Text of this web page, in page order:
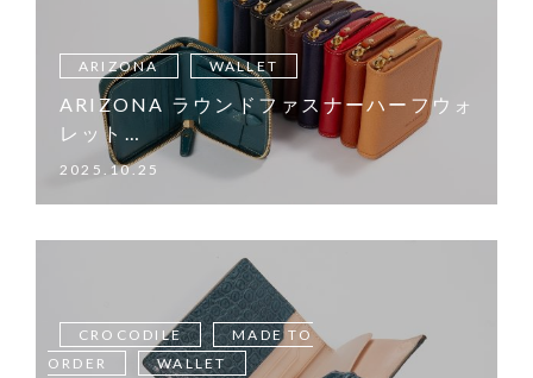
ARIZONA WALLET
ARIZONA ラウンドファスナーハーフウォ
レット…
2025.10.25
CROCODILE
MADE TO
ORDER
WALLET